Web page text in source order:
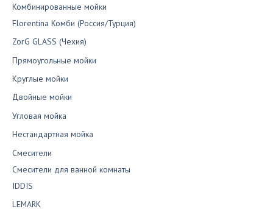
Комбинированные мойки
Florentina Комби (Россия/Турция)
ZorG GLASS (Чехия)
Прямоугольные мойки
Круглые мойки
Двойные мойки
Угловая мойка
Нестандартная мойка
Смесители
Смесители для ванной комнаты
IDDIS
LEMARK